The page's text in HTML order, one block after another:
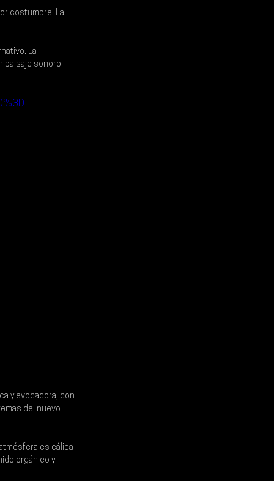
costumbre. La
La
paisaje sonoro
y evocadora, con
del nuevo
es cálida
orgánico y